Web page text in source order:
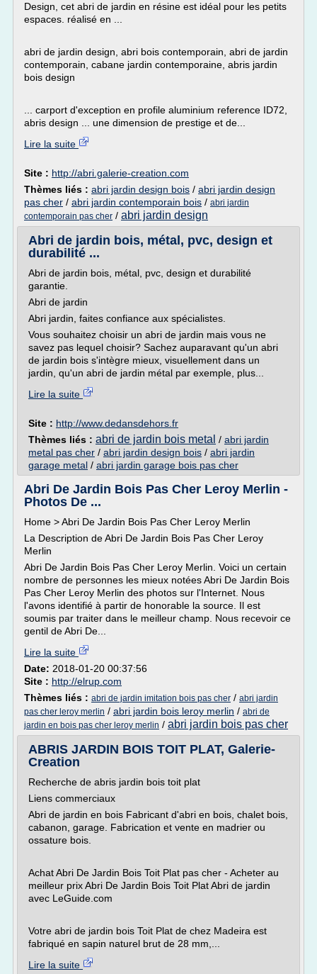
Design, cet abri de jardin en résine est idéal pour les petits
espaces. réalisé en ...
abri de jardin design, abri bois contemporain, abri de jardin
contemporain, cabane jardin contemporaine, abris jardin
bois design
... carport d'exception en profile aluminium reference ID72,
abris design ... une dimension de prestige et de...
Lire la suite
Site : http://abri.galerie-creation.com
Thèmes liés : abri jardin design bois / abri jardin design
pas cher / abri jardin contemporain bois / abri jardin
contemporain pas cher / abri jardin design
Abri de jardin bois, métal, pvc, design et
durabilité ...
Abri de jardin bois, métal, pvc, design et durabilité
garantie.
Abri de jardin
Abri jardin, faites confiance aux spécialistes.
Vous souhaitez choisir un abri de jardin mais vous ne
savez pas lequel choisir? Sachez auparavant qu'un abri
de jardin bois s'intègre mieux, visuellement dans un
jardin, qu'un abri de jardin métal par exemple, plus...
Lire la suite
Site : http://www.dedansdehors.fr
Thèmes liés : abri de jardin bois metal / abri jardin
metal pas cher / abri jardin design bois / abri jardin
garage metal / abri jardin garage bois pas cher
Abri De Jardin Bois Pas Cher Leroy Merlin -
Photos De ...
Home > Abri De Jardin Bois Pas Cher Leroy Merlin
La Description de Abri De Jardin Bois Pas Cher Leroy
Merlin
Abri De Jardin Bois Pas Cher Leroy Merlin. Voici un certain
nombre de personnes les mieux notées Abri De Jardin Bois
Pas Cher Leroy Merlin des photos sur l'Internet. Nous
l'avons identifié à partir de honorable la source. Il est
soumis par traiter dans le meilleur champ. Nous recevoir ce
gentil de Abri De...
Lire la suite
Date: 2018-01-20 00:37:56
Site : http://elrup.com
Thèmes liés : abri de jardin imitation bois pas cher / abri jardin
pas cher leroy merlin / abri jardin bois leroy merlin / abri de
jardin en bois pas cher leroy merlin / abri jardin bois pas cher
ABRIS JARDIN BOIS TOIT PLAT, Galerie-
Creation
Recherche de abris jardin bois toit plat
Liens commerciaux
Abri de jardin en bois Fabricant d'abri en bois, chalet bois,
cabanon, garage. Fabrication et vente en madrier ou
ossature bois.
Achat Abri De Jardin Bois Toit Plat pas cher - Acheter au
meilleur prix Abri De Jardin Bois Toit Plat Abri de jardin
avec LeGuide.com
Votre abri de jardin bois Toit Plat de chez Madeira est
fabriqué en sapin naturel brut de 28 mm,...
Lire la suite